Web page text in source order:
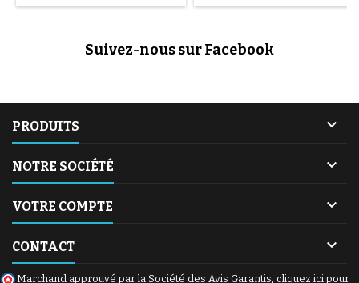
Suivez-nous sur Facebook
PRODUITS 
NOTRE SOCIÉTÉ 
VOTRE COMPTE 
CONTACT 
Marchand approuvé par la Société des Avis Garantis, cliquez ici pour